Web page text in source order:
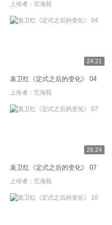
上传者： 艺海苑
24:21
袁卫红《定式之后的变化》 04
上传者： 艺海苑
26:24
袁卫红《定式之后的变化》 07
上传者： 艺海苑